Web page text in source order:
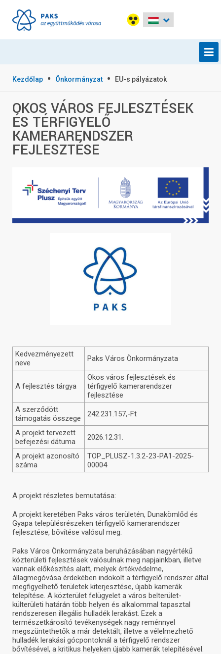
Kezdőlap Önkormányzat EU-s pályázatok
OKOS VÁROS FEJLESZTÉSEK
ÉS TÉRFIGYELŐ
KAMERARENDSZER
FEJLESZTÉSE
Kedvezményezett
neve
Paks Város Önkormányzata
A fejlesztés tárgya
Okos város fejlesztések és
térfigyelő kamerarendszer
fejlesztése
A szerződött
támogatás összege
242.231.157,-Ft
A projekt tervezett
befejezési dátuma
2026.12.31.
A projekt azonosító
száma
TOP_PLUSZ-1.3.2-23-PA1-2025-
00004
A projekt részletes bemutatása:
A projekt keretében Paks város területén, Dunakömlőd és
Gyapa településrészeken térfigyelő kamerarendszer
fejlesztése, bővítése valósul meg.
Paks Város Önkormányzata beruházásában nagyértékű
közterületi fejlesztések valósulnak meg napjainkban, illetve
vannak előkészítés alatt, melyek értékvédelme,
állagmegóvása érdekében indokolt a térfigyelő rendszer által
megfigyelhető területek kiterjesztése, újabb kamerák
telepítése. A közterület felügyelet a város belterület-
külterületi határán több helyen és alkalommal tapasztal
rendszeresen illegális hulladék lerakást. Ezek a
természetkárosító tevékenységek nagy reménnyel
megszüntethetők a már detektált, illetve a vélelmezhető
hulladék lerakási gócpontoknál a térfigyelő rendszer
bővítésével, a kritikus helyeken újabb kamerák telepítésével.